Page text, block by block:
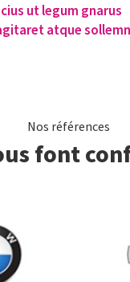
ut legum gnarus
atque
Nos références
font